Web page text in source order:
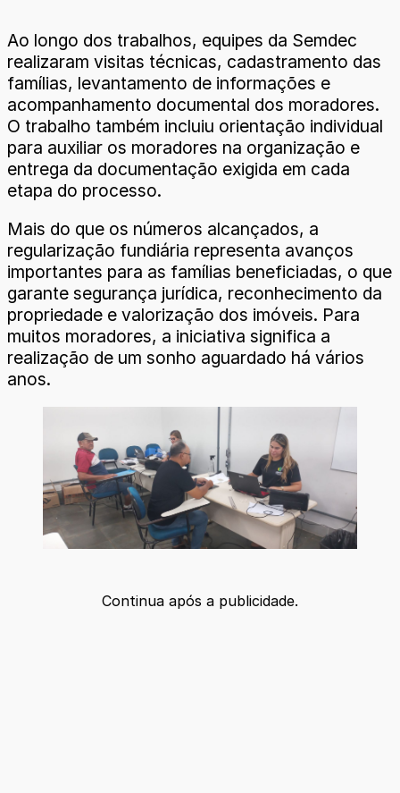
Ao longo dos trabalhos, equipes da Semdec
realizaram visitas técnicas, cadastramento das
famílias, levantamento de informações e
acompanhamento documental dos moradores.
O trabalho também incluiu orientação individual
para auxiliar os moradores na organização e
entrega da documentação exigida em cada
etapa do processo.
Mais do que os números alcançados, a
regularização fundiária representa avanços
importantes para as famílias beneficiadas, o que
garante segurança jurídica, reconhecimento da
propriedade e valorização dos imóveis. Para
muitos moradores, a iniciativa significa a
realização de um sonho aguardado há vários
anos.
Continua após a publicidade.